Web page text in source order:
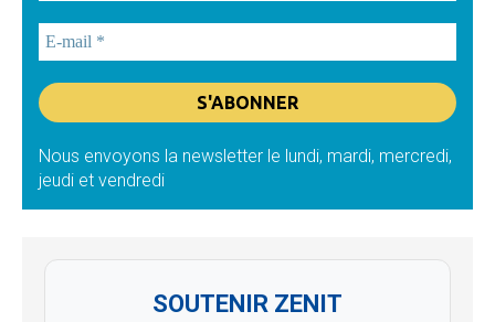
Nous envoyons la newsletter le lundi, mardi, mercredi,
jeudi et vendredi
SOUTENIR ZENIT